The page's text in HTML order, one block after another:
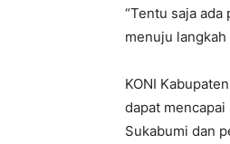
“Tentu saja
menuju langkah
KONI
dapat
Sukabumi dan